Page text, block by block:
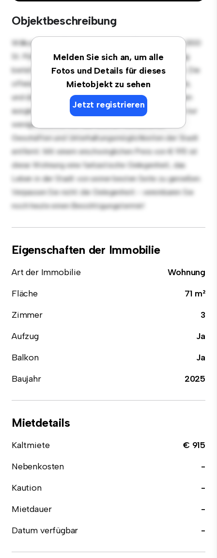
Objektbeschreibung
Melden Sie sich an, um alle
Fotos und Details für dieses
Mietobjekt zu sehen
Jetzt registrieren
Willkommen in Ihrem neuen urbanen Rückzugsort in 3100
St. Pölten! Diese moderne 3 Schlafzimmer-Wohnung
bietet einen stilvollen und gemütlichen Lebensraum. Die
offene Raumaufteilung eignet sich perfekt für Gäste,
und die elegante Küche ist mit erstklassigen Geräten
ausgestattet. Dank der erstklassigen Lage sind Sie nur
wenige Schritte von den besten Restaurants,
Geschäften und Unterhaltungsmöglichkeiten der Stadt
entfernt. Mit einem erschwinglichen Preis von € 915 ist
diese Wohnung eine fantastische Gelegenheit, das
Leben in der Stadt von seiner besten Seite zu genießen.
Verpassen Sie nicht die Gelegenheit - vereinbaren Sie
noch heute einen Besichtigungstermin!
Eigenschaften der Immobilie
Art der Immobilie
Wohnung
Fläche
71 m²
Zimmer
3
Aufzug
Ja
Balkon
Ja
Baujahr
2025
Mietdetails
Kaltmiete
€ 915
Nebenkosten
-
Kaution
-
Mietdauer
-
Datum verfügbar
-